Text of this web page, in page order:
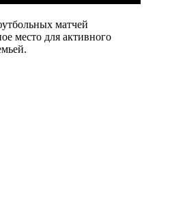
матчей
место для активного